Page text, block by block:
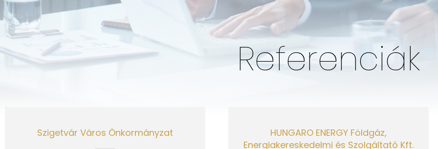
Referenciák
Szigetvár Város Önkormányzat
HUNGARO ENERGY Földgáz,
Energiakereskedelmi és Szolgáltató Kft.